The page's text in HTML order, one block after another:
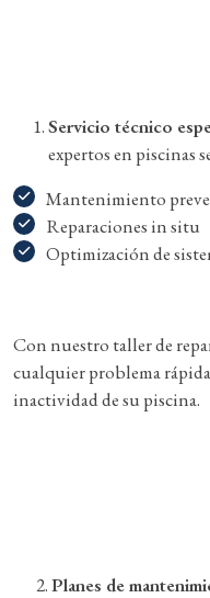
Servicio técnico
expertos en piscinas
Mantenimiento
Reparaciones in situ
Optimización de
Con nuestro taller de
cualquier problema
inactividad de su piscina.
2.Planes de